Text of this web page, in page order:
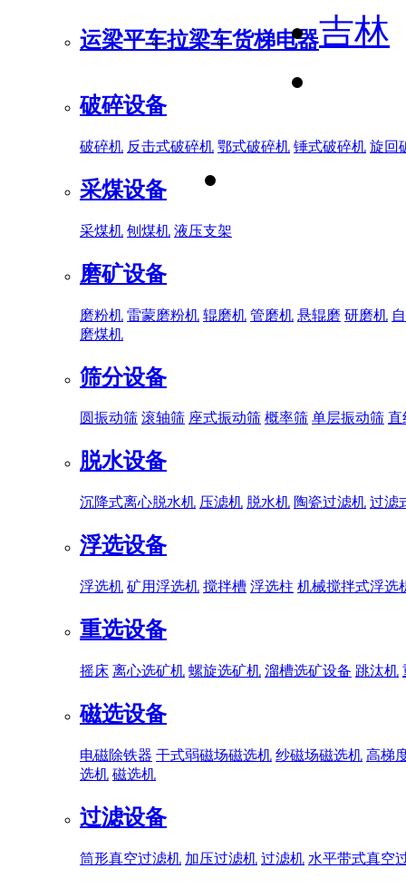
运梁平车拉梁车货梯电器
破碎设备
破碎机 反击式破碎机 鄂式破碎机 锤式破碎机 旋回
采煤设备
采煤机 刨煤机 液压支架
磨矿设备
磨粉机 雷蒙磨粉机 辊磨机 管磨机 悬辊磨 研磨机
磨煤机
筛分设备
圆振动筛 滚轴筛 座式振动筛 概率筛 单层振动筛 直
脱水设备
沉降式离心脱水机 压滤机 脱水机 陶瓷过滤机 过滤
浮选设备
浮选机 矿用浮选机 搅拌槽 浮选柱 机械搅拌式浮选
重选设备
摇床 离心选矿机 螺旋选矿机 溜槽选矿设备 跳汰机
磁选设备
电磁除铁器 干式弱磁场磁选机 纱磁场磁选机 高梯
选机 磁选机
过滤设备
筒形真空过滤机 加压过滤机 过滤机 水平带式真空
吉林